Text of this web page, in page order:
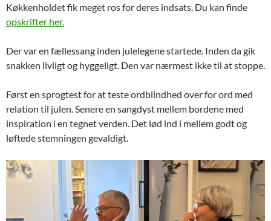
Køkkenholdet fik meget ros for deres indsats. Du kan finde
opskrifter her.
Der var en fællessang inden julelegene startede. Inden da gik
snakken livligt og hyggeligt. Den var nærmest ikke til at stoppe.
Først en sprogtest for at teste ordblindhed over for ord med
relation til julen. Senere en sangdyst mellem bordene med
inspiration i en tegnet verden. Det lød ind i mellem godt og
løftede stemningen gevaldigt.